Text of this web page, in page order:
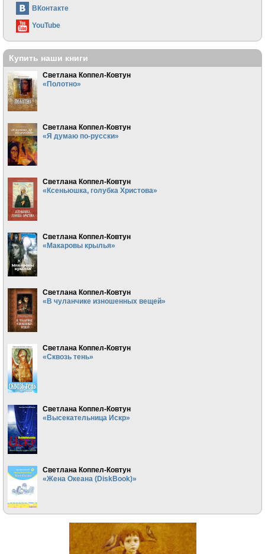
ВКонтакте
YouTube
Купить наши книги
Светлана Коппел-Ковтун
«Полотно»
Светлана Коппел-Ковтун
«Я думаю по-русски»
Светлана Коппел-Ковтун
«Ксеньюшка, голубка Христова»
Светлана Коппел-Ковтун
«Макаровы крылья»
Светлана Коппел-Ковтун
«В чуланчике изношенных вещей»
Светлана Коппел-Ковтун
«Сквозь тень»
Светлана Коппел-Ковтун
«Высекательница Искр»
Светлана Коппел-Ковтун
«Жена Океана (DiskBook)»